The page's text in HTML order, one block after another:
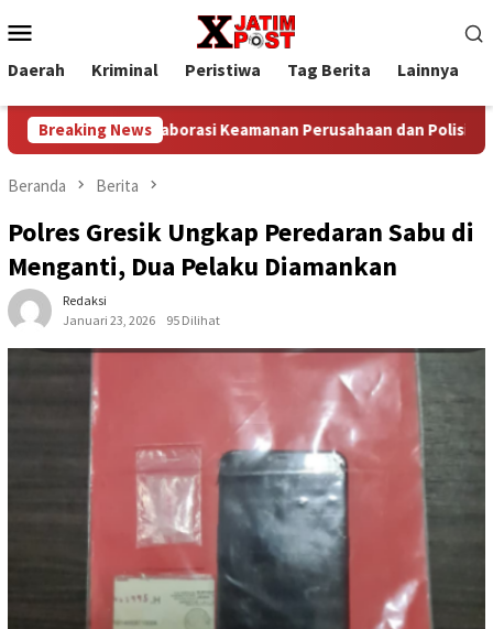
ke
kontenMobile
Daerah Kriminal Peristiwa Tag Berita Lainnya
Breaking News
Kolaborasi Keamanan Perusahaan dan Polisi Gagalkan
Beranda Berita
Polres Gresik Ungkap Peredaran Sabu di
Menganti, Dua Pelaku Diamankan
Redaksi
Januari 23, 2026
95 Dilihat